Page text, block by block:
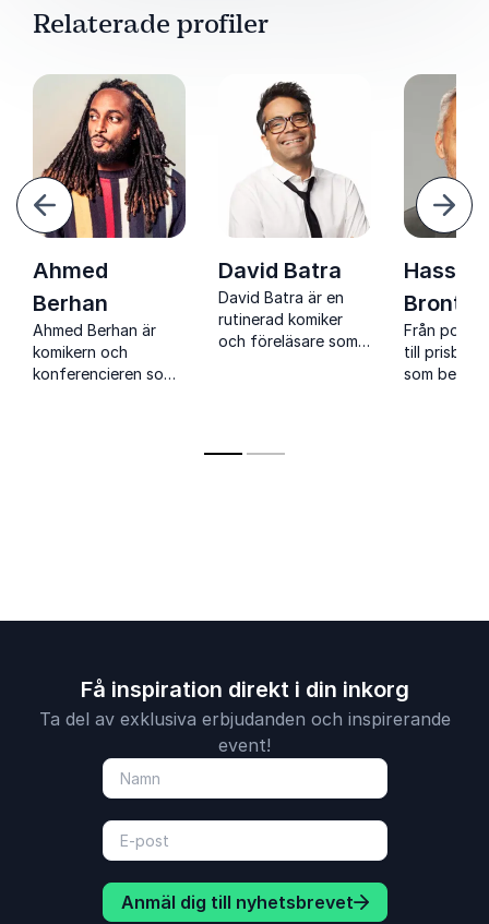
och personlig.
Relaterade profiler
Ahmed
Berhan
Ahmed Berhan är
komikern och
konferencieren som
David Batra
David Batra är en
rutinerad komiker
och föreläsare som
Hasse
Brontén
Från polis
till
som berör
Få inspiration direkt i din inkorg
Ta del av exklusiva erbjudanden och inspirerande
event!
Anmäl dig till nyhetsbrevet